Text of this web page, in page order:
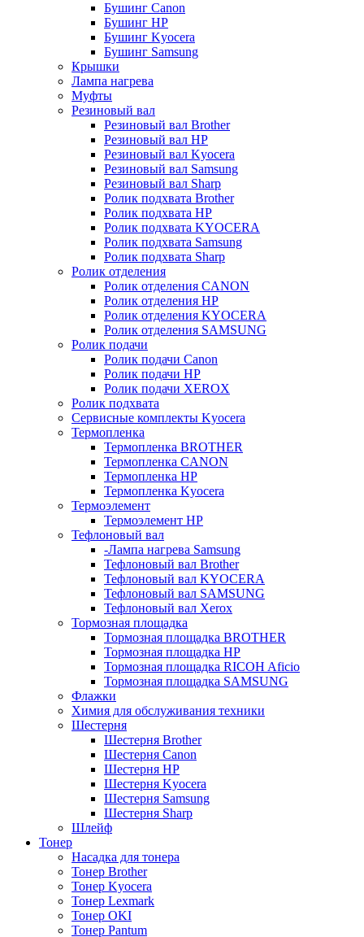
Бушинг Canon
Бушинг HP
Бушинг Kyocera
Бушинг Samsung
Крышки
Лампа нагрева
Муфты
Резиновый вал
Резиновый вал Brother
Резиновый вал HP
Резиновый вал Kyocera
Резиновый вал Samsung
Резиновый вал Sharp
Ролик подхвата Brother
Ролик подхвата HP
Ролик подхвата KYOCERA
Ролик подхвата Samsung
Ролик подхвата Sharp
Ролик отделения
Ролик отделения CANON
Ролик отделения HP
Ролик отделения KYOCERA
Ролик отделения SAMSUNG
Ролик подачи
Ролик подачи Canon
Ролик подачи HP
Ролик подачи XEROX
Ролик подхвата
Сервисные комплекты Kyocera
Термопленка
Термопленка BROTHER
Термопленка CANON
Термопленка HP
Термопленка Kyocera
Термоэлемент
Термоэлемент НР
Тефлоновый вал
-Лампа нагрева Samsung
Тефлоновый вал Brother
Тефлоновый вал KYOCERA
Тефлоновый вал SAMSUNG
Тефлоновый вал Xerox
Тормозная площадка
Тормозная площадка BROTHER
Тормозная площадка HP
Тормозная площадка RICOH Aficio
Тормозная площадка SAMSUNG
Флажки
Химия для обслуживания техники
Шестерня
Шестерня Brother
Шестерня Canon
Шестерня HP
Шестерня Kyocera
Шестерня Samsung
Шестерня Sharp
Шлейф
Тонер
Насадка для тонера
Тонер Brother
Тонер Kyocera
Тонер Lexmark
Тонер OKI
Тонер Pantum